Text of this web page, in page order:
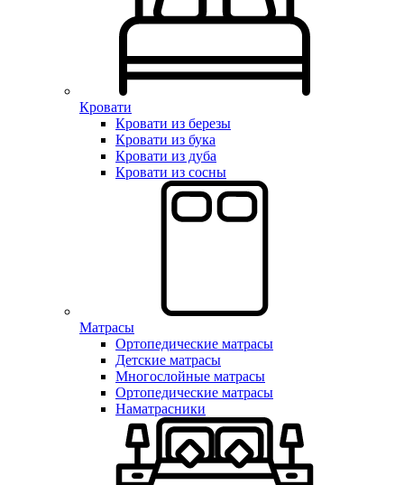
Кровати
Кровати из березы
Кровати из бука
Кровати из дуба
Кровати из сосны
Матрасы
Ортопедические матрасы
Детские матрасы
Многослойные матрасы
Ортопедические матрасы
Наматрасники